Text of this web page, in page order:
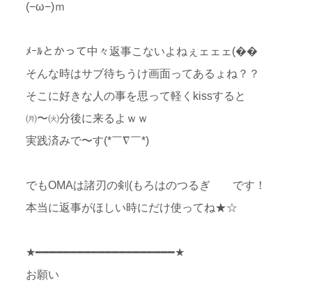
(−ω−)ｍ
ﾒｰﾙとかって中々返事こないよねぇェェェ(��
そんな時はサブ待ちうけ画面ってあるょね？？
そこに好きな人の事を思って軽くkissすると
㈪〜㈫分後に来るよｗｗ
実践済みで〜す(*￣∇￣*)
でもOМAは諸刃の剣(もろはのつるぎ です！
本当に返事がほしい時にだけ使ってね★☆
★━━━━━━━━━━━━━━━━━━━━★
お願い